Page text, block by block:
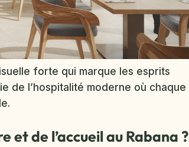
forte qui marque les esprits
de l’hospitalité moderne où chaque
et de l’accueil au Rabana ?